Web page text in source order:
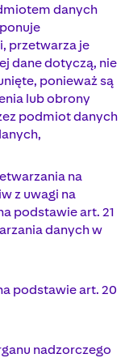
danych
przetwarza je
dane dotyczą, nie
ponieważ są
lub obrony
podmiot danych
na
z uwagi na
podstawie art. 21
danych w
podstawie art. 20
nadzorczego